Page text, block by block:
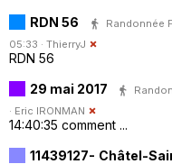
RDN 56
Randonnée
05:33 · ThierryJ
RDN 56
29 mai 2017
· Eric IRONMAN
14:40:35 comment ...
11439127- Châtel-